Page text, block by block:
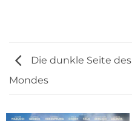
Die dunkle Seite des
Mondes